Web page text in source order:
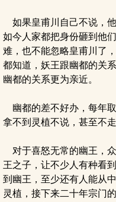
如果皇甫川自己不说，
如今人家都把身份砸到他
难，也不能忽略皇甫川了
都知道，妖王跟幽都的关
幽都的关系更为亲近。
幽都的差不好办，每年
拿不到灵植不说，甚至不
对于喜怒无常的幽王，
王之子，让不少人有种看
到幽王，至少还有人能从
灵植，接下来二十年宗门